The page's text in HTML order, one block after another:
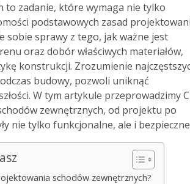
to zadanie, które wymaga nie tylko
podstawowych zasad
sobie sprawy z tego, jak ważne jest
oraz dobór właściwych materiałów,
konstrukcji. Zrozumienie
budowy, pozwoli uniknąć
W tym artykule przeprowadzimy
zewnętrznych, od projektu po
nie tylko funkcjonalne, ale i
schodów zewnętrznych?